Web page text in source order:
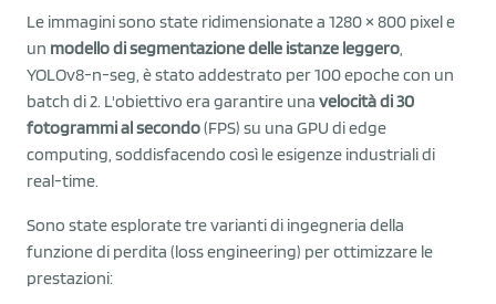
Le immagini sono state ridimensionate a 1280 × 800 pixel e
un modello di segmentazione delle istanze leggero,
YOLOv8-n-seg, è stato addestrato per 100 epoche con un
batch di 2. L'obiettivo era garantire una velocità di 30
fotogrammi al secondo(FPS) su una GPU di edge
computing, soddisfacendo così le esigenze industriali di
real-time.
Sono state esplorate tre varianti di ingegneria della
funzione di perdita (loss engineering) per ottimizzare le
prestazioni: